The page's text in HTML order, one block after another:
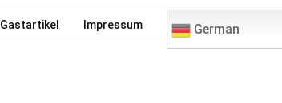
Gastartikel Impressum German